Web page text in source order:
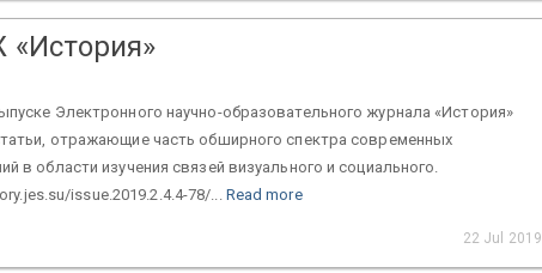
Электронного научно-образовательного журнала «История»
отражающие часть обширного спектра современных
в области изучения связей визуального и социального.
issue.2019.2.4.4-78/... Read more
22 Jul 2019